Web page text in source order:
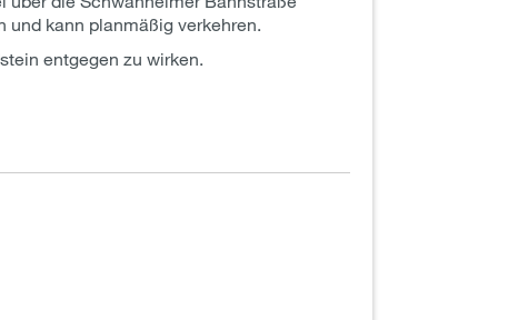
und kann planmäßig verkehren.
entgegen zu wirken.